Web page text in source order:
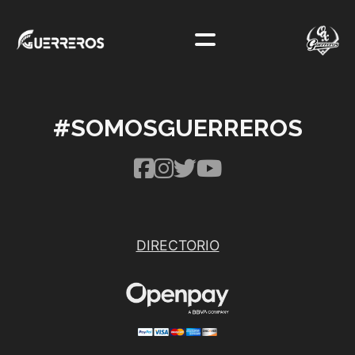
#SOMOSGUERREROS
DIRECTORIO